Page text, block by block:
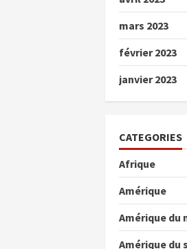
mars 2023
février 2023
janvier 2023
CATEGORIES
Afrique
Amérique
Amérique du
Amérique du